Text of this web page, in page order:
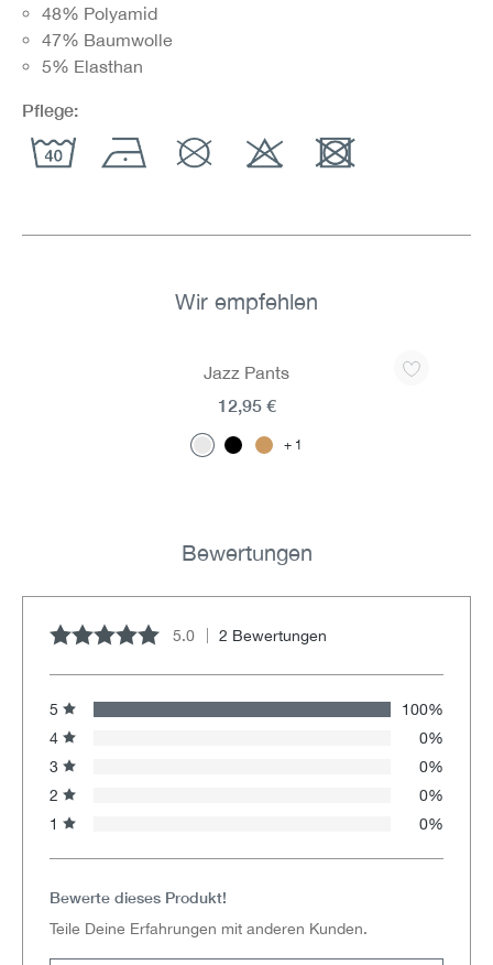
48% Polyamid
47% Baumwolle
5% Elasthan
Pflege:
Wir empfehlen
Jazz Pants
1
12,95 €
Bewertungen
Durchschnittliche Bewertung von 5 von 5 Sternen
5.0 2 Bewertungen
5
100%
4
0%
3
0%
2
0%
1
0%
Bewerte dieses Produkt!
Teile Deine Erfahrungen mit anderen Kunden.